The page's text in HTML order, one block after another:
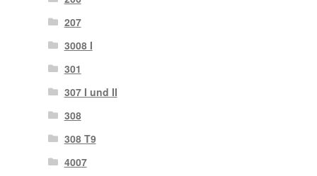
207
3008 I
301
307 I und II
308
308 T9
4007